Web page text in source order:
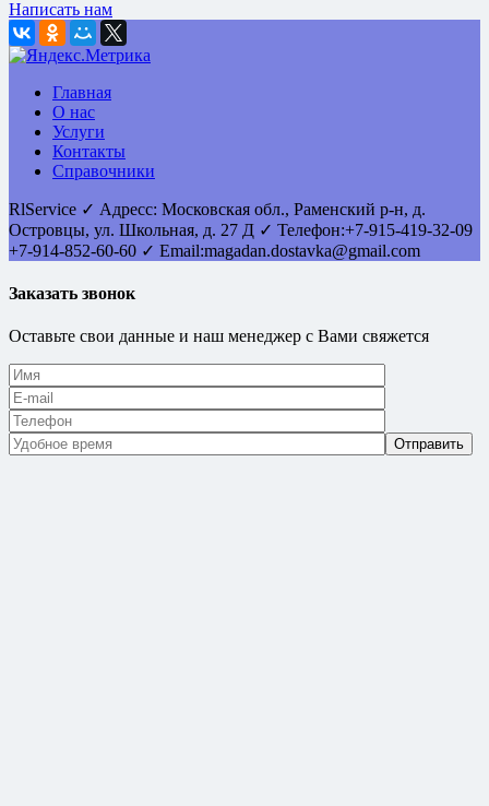
Написать нам
Главная
О нас
Услуги
Контакты
Справочники
RlService ✓ Адресс: Московская обл., Раменский р-н, д.
Островцы, ул. Школьная, д. 27 Д ✓ Телефон:+7-915-419-32-09
+7-914-852-60-60 ✓ Email:magadan.dostavka@gmail.com
Заказать звонок
Оставьте свои данные и наш менеджер с Вами свяжется